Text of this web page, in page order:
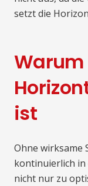
setzt die
Warum
ist
Ohne wirksame
kontinuierlich in
nicht nur zu